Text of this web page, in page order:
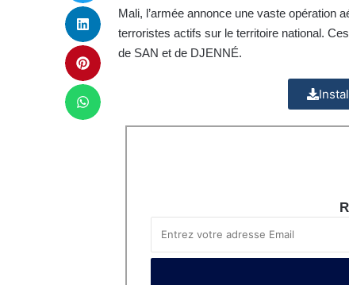
Mali, l’armée annonce une vaste opération
terroristes actifs sur le territoire national.
de SAN et de DJENNÉ.